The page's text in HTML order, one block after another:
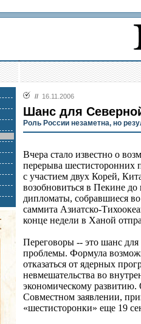
// 16.11.2006
Шанс для
Роль России незаметна, но
Вчера стало известно о
перерыва шестисторонних
с участием двух Корей,
возобновиться в Пекине
дипломаты, собравшиеся
саммита Азиатско-
конце недели в Ханой
Переговоры -- это шанс
проблемы. Формула
отказаться от ядерных
невмешательства во
экономическому развитию.
Совместном заявлении,
«шестисторонки» еще 19